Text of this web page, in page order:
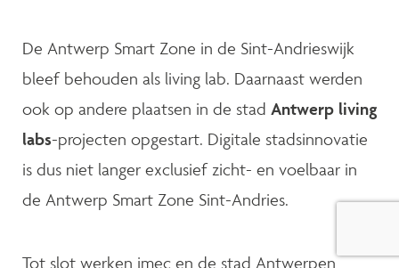
De Antwerp Smart Zone in de Sint-Andrieswijk
bleef behouden als living lab. Daarnaast werden
ook op andere plaatsen in de stad Antwerp living
labs-projecten opgestart. Digitale stadsinnovatie
is dus niet langer exclusief zicht- en voelbaar in
de Antwerp Smart Zone Sint-Andries.
Tot slot werken imec en de stad Antwerpen